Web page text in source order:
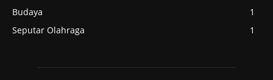
Budaya
1
Seputar Olahraga
1